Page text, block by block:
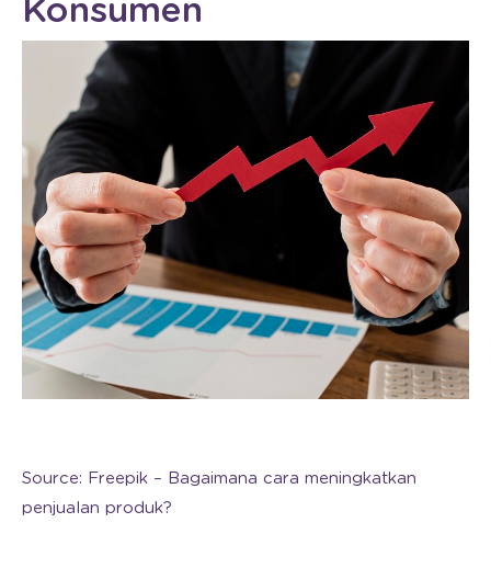
Konsumen
Source: Freepik – Bagaimana cara meningkatkan
penjualan produk?